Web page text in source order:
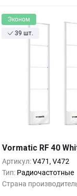
Эконом
39 шт.
Vormatic RF 40
Артикул:V471, V472
Тип: Радиочастотные
Страна
1+ 0%
5+ -19%
10+ -26%